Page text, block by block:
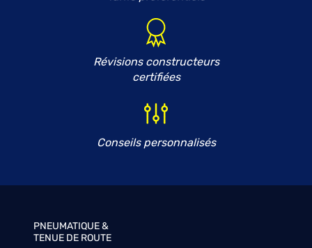
Révisions constructeurs
certifiées
Conseils personnalisés
PNEUMATIQUE &
TENUE DE ROUTE